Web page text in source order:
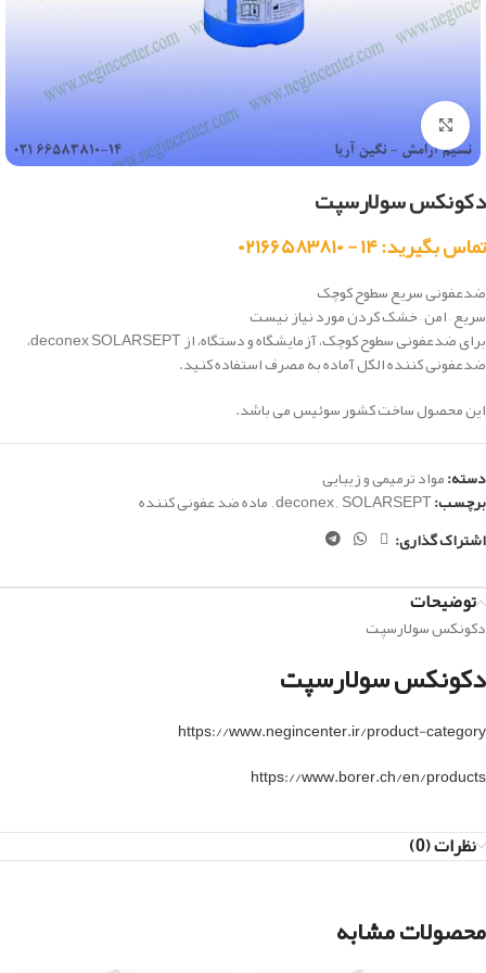
بزرگنمایی تصویر
دکونکس سولارسپت
تماس بگیرید: ۱۴ - ۰۲۱۶۶۵۸۳۸۱۰
ضدعفونی سریع سطوح کوچک
سریع – امن – خشک کردن مورد نیاز نیست
برای ضدعفونی سطوح کوچک، آزمایشگاه و دستگاه، از deconex SOLARSEPT،
ضدعفونی کننده الکل آماده به مصرف استفاده کنید.
این محصول ساخت کشور سوئیس می باشد.
دسته:مواد ترمیمی و زیبایی
برچسب: deconex,SOLARSEPT
,ماده ضد عفونی کننده
اشتراک گذاری:
توضیحات
دکونکس سولارسپت
دکونکس سولارسپت
https://www.negincenter.ir/product-category
https://www.borer.ch/en/products
نظرات (0)
محصولات مشابه